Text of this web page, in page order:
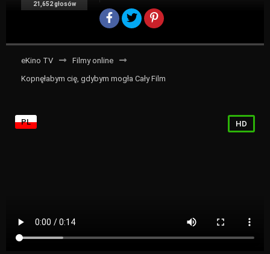
21,652 głosów
eKino TV
Filmy online
Kopnęłabym cię, gdybym mogła Cały Film
PL HD